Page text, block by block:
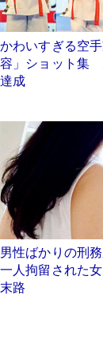
かわいすぎる空
容」ショット集
達成
男性ばかりの刑
一人拘留された
末路